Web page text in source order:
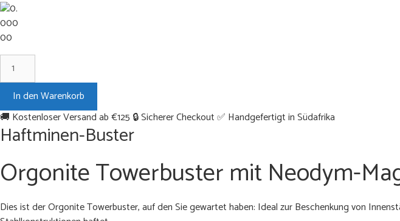
Buster
MengeIn den Warenkorb
🚚 Kostenloser Versand ab €125 🔒 Sicherer Checkout✅ Handgefertigt in Südafrika
Haftminen-Buster
Orgonite Towerbuster mit Neodym-
Dies ist der Orgonite Towerbuster, auf den Sie gewartet haben: Ideal zur Beschenkung von